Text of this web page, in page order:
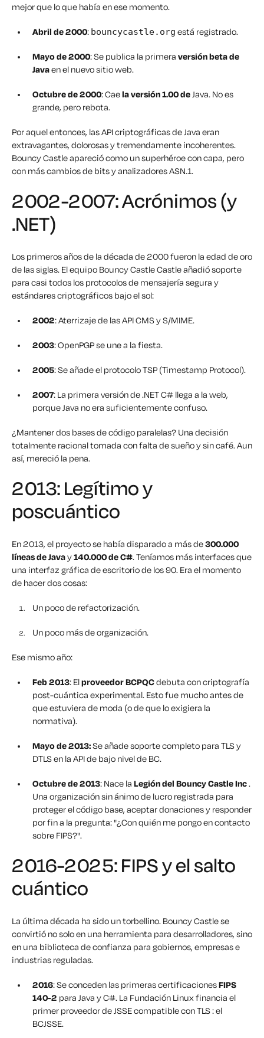
mejor que lo que había en ese momento.
Abril de 2000: bouncycastle.org está registrado.
Mayo de 2000: Se publica la primera versión beta de
Javaen el nuevo sitio web.
Octubre de 2000: Caela versión 1.00 deJava. No es
grande, pero rebota.
Por aquel entonces, las API criptográficas de Java eran
extravagantes, dolorosas y tremendamente incoherentes.
Bouncy Castle apareció como un superhéroe con capa, pero
con más cambios de bits y analizadores ASN.1.
2002-2007: Acrónimos (y
.NET)
Los primeros años de la década de 2000 fueron la edad de oro
de las siglas. El equipo Bouncy Castle Castle añadió soporte
para casi todos los protocolos de mensajería segura y
estándares criptográficos bajo el sol:
2002: Aterrizaje de las API CMS y S/MIME.
2003: OpenPGP se une a la fiesta.
2005: Se añade el protocolo TSP (Timestamp Protocol).
2007: La primera versión de .NET C# llega a la web,
porque Java no era suficientemente confuso.
¿Mantener dos bases de código paralelas? Una decisión
totalmente racional tomada con falta de sueño y sin café. Aun
así, mereció la pena.
2013: Legítimo y
poscuántico
En 2013, el proyecto se había disparado a más de300.000
líneas de Javay140.000 de C#. Teníamos más interfaces que
una interfaz gráfica de escritorio de los 90. Era el momento
de hacer dos cosas:
Un poco de refactorización.
Un poco más de organización.
Ese mismo año:
Feb 2013: Elproveedor BCPQCdebuta con criptografía
post-cuántica experimental. Esto fue mucho antes de
que estuviera de moda (o de que lo exigiera la
normativa).
Mayo de 2013:Se añade soporte completo para TLS y
DTLS en la API de bajo nivel de BC.
Octubre de 2013: Nace la Legión del Bouncy Castle Inc.
Una organización sin ánimo de lucro registrada para
proteger el código base, aceptar donaciones y responder
por fin a la pregunta:"¿Con quién me pongo en contacto
sobre FIPS?".
2016-2025: FIPS y el salto
cuántico
La última década ha sido un torbellino. Bouncy Castle se
convirtió no solo en una herramienta para desarrolladores, sino
en una biblioteca de confianza para gobiernos, empresas e
industrias reguladas.
2016: Se conceden las primeras certificacionesFIPS
140-2 para Java y C#. La Fundación Linux financia el
primer proveedor de JSSE compatible con TLS : el
BCJSSE.